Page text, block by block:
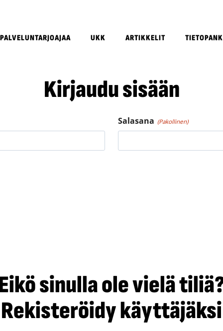
UKK ARTIKKELIT
Kirjaudu sisään
Salasana (Pakollinen)
sinulla ole vielä
Rekisteröidy käyttäjäksi